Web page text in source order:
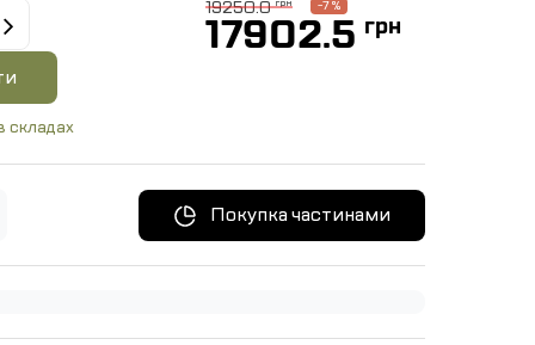
19250.0грн -7 %
17902.5 грн
складах
Покупка частинами